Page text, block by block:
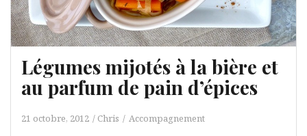
Légumes mijotés à la bière et
au parfum de pain d’épices
21 octobre, 2012 Chris Accompagnement